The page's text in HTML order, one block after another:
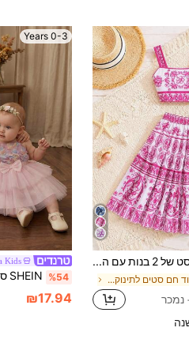
סט של 2 בנות עם הדפס רטרו וחצאית גבוהה עד אמצע השוק, אביב/קיץ
ב ורוד חם סטים לתינוקות בנות
0-3 Years
Kids
%54
₪17.94